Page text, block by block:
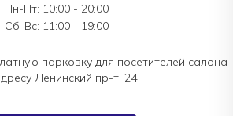
Пн-Пт: 10:00 - 20:00
Сб-Вс: 11:00 - 19:00
парковку для посетителей салона
Ленинский пр-т, 24